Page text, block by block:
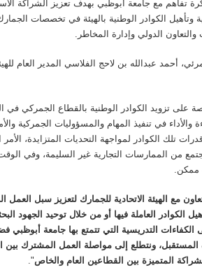
تفاهم مع جامعة أبوظبي بهدف تعزيز الشراكة
وتأهيل الكوادر الوطنية بالهيئة في تخصصات
والتعاون الدولي وإدارة المخاطر.
أحمد عبدالله بن لاحج الفلاسي المدير العام
على تزويد الكوادر الوطنية بالقطاع الجمركي في
والأداء في تنفيذ المهام والمسؤوليات الجمركية
تلك الكوادر لمواجهة التحديات المتزايدة،
من الممارسات التجارية غير السليمة، وفي الوقت
ممكن.
مع الهيئة الاتحادية للجمارك لتعزيز سبل
العاملة فيها أو من خلال توحيد الجهود
التدريسية التي تتمتع بها جامعة أبوظبي
ونتطلع إلى مواصلة العمل المشترك بين
المتميزة بين القطاعين العام والخاص".